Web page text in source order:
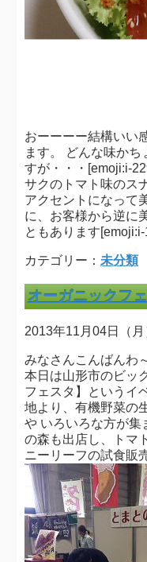
おーーーー結構いい
ます。 どんな味か
すが・・・[emoji:i-
サクのトマト味のス
アクセントになって
に、お客様から逆に
ともあります
カテゴリー： 未分類
オーガニックフ
2013年11月04日（月
みなさんこんばんわ
本日は山形市のビッ
フェスタ】というイ
地より、有機野菜の
や いろいろな方が集
の森も出店し、トマ
ニーリーフの試食販